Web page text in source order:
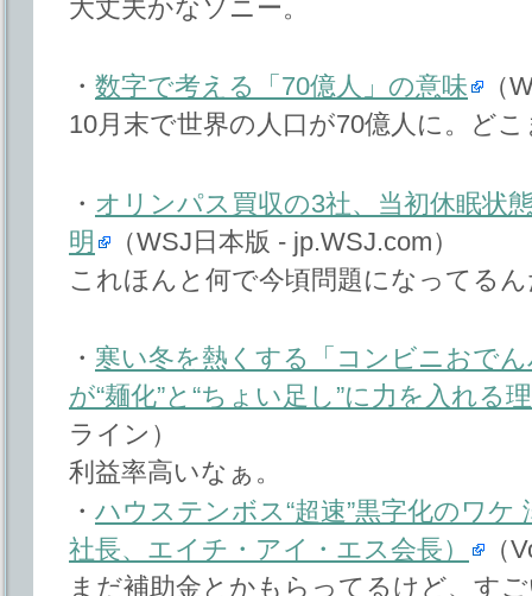
大丈夫かなソニー。
・ 数字で考える「70億人」の意味
（
10月末で世界の人口が70億人に。ど
・ オリンパス買収の3社、当初休眠状
明
（WSJ日本版 - jp.WSJ.com）
これほんと何で今頃問題になってる
・ 寒い冬を熱くする「コンビニおで
が“麺化”と“ちょい足し”に力を入れる
ライン）
利益率高いなぁ。
・ ハウステンボス“超速”黒字化のワ
社長、エイチ・アイ・エス会長）
（
まだ補助金とかもらってるけど、す